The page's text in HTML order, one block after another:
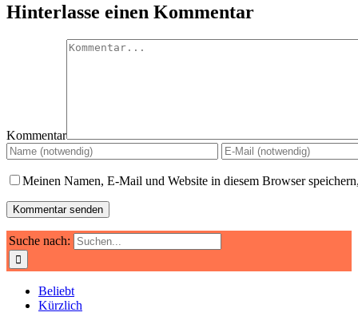
Hinterlasse einen Kommentar
Kommentar
Meinen Namen, E-Mail und Website in diesem Browser
Suche nach:
Beliebt
Kürzlich